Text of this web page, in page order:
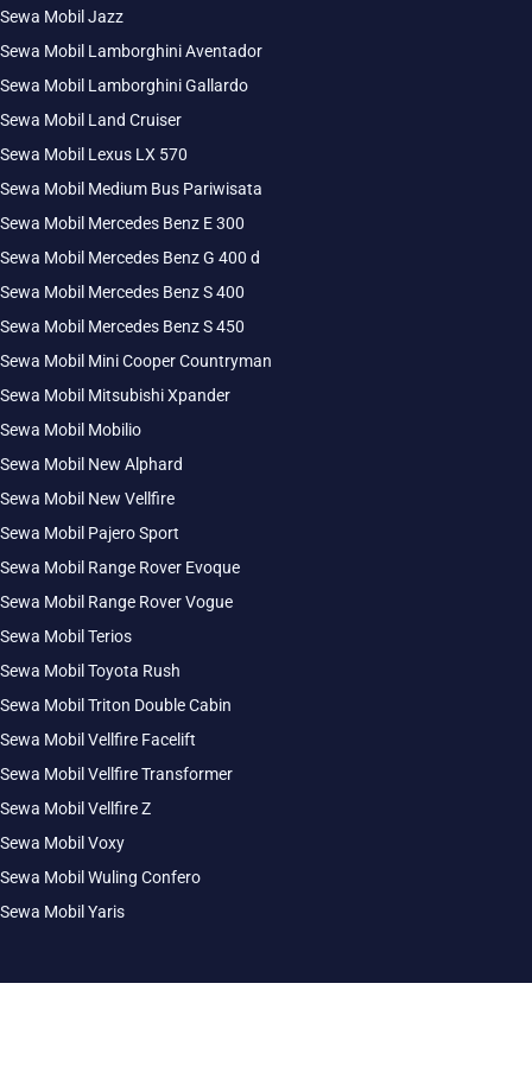
Sewa Mobil Jazz
Sewa Mobil Lamborghini Aventador
Sewa Mobil Lamborghini Gallardo
Sewa Mobil Land Cruiser
Sewa Mobil Lexus LX 570
Sewa Mobil Medium Bus Pariwisata
Sewa Mobil Mercedes Benz E 300
Sewa Mobil Mercedes Benz G 400 d
Sewa Mobil Mercedes Benz S 400
Sewa Mobil Mercedes Benz S 450
Sewa Mobil Mini Cooper Countryman
Sewa Mobil Mitsubishi Xpander
Sewa Mobil Mobilio
Sewa Mobil New Alphard
Sewa Mobil New Vellfire
Sewa Mobil Pajero Sport
Sewa Mobil Range Rover Evoque
Sewa Mobil Range Rover Vogue
Sewa Mobil Terios
Sewa Mobil Toyota Rush
Sewa Mobil Triton Double Cabin
Sewa Mobil Vellfire Facelift
Sewa Mobil Vellfire Transformer
Sewa Mobil Vellfire Z
Sewa Mobil Voxy
Sewa Mobil Wuling Confero
Sewa Mobil Yaris